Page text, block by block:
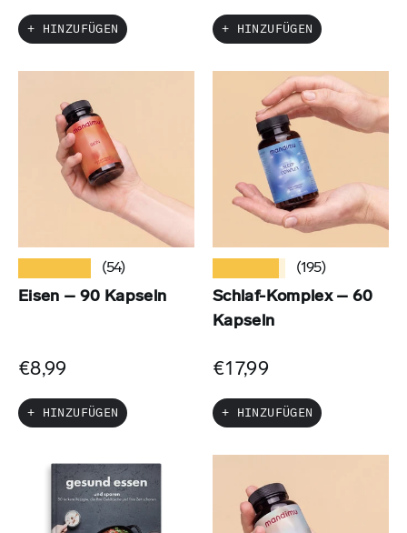
+ HINZUFÜGEN + HINZUFÜGEN
(54)
Eisen – 90 Kapseln
€8,99
+ HINZUFÜGEN
(195)
Schlaf-Komplex – 60
Kapseln
€17,99
+ HINZUFÜGEN